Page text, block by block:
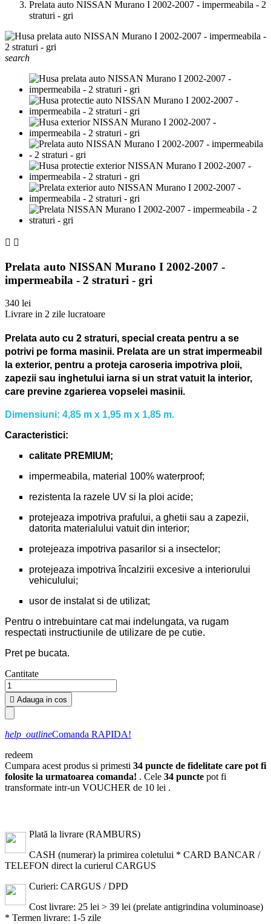
Prelata auto NISSAN Murano I 2002-2007 - impermeabila - 2
straturi - gri
search
 
Prelata auto NISSAN Murano I 2002-2007 -
impermeabila - 2 straturi - gri
340 lei
Livrare in 2 zile lucratoare
Prelata auto cu 2 straturi, special creata pentru a se
potrivi pe forma masinii. Prelata are un strat impermeabil
la exterior, pentru a proteja caroseria impotriva ploii,
zapezii sau inghetului iarna si un strat vatuit la interior,
care previne zgarierea vopselei masinii.
Dimensiuni: 4,85 m x 1,95 m x 1,85 m.
Caracteristici:
calitate PREMIUM;
impermeabila, material 100% waterproof;
rezistenta la razele UV si la ploi acide;
protejeaza impotriva prafului, a ghetii sau a zapezii,
datorita materialului vatuit din interior;
protejeaza impotriva pasarilor si a insectelor;
protejeaza impotriva încalzirii excesive a interiorului
vehiculului;
usor de instalat si de utilizat;
Pentru o intrebuintare cat mai indelungata, va rugam
respectati instructiunile de utilizare de pe cutie.
Pret pe bucata.
Cantitate
 Adauga in cos
help_outlineComanda RAPIDA!
redeem
Cumpara acest produs si primesti 34 puncte de fidelitate care pot fi
folosite la urmatoarea comanda! . Cele 34 puncte pot fi
transformate intr-un VOUCHER de 10 lei .
Plată la livrare (RAMBURS)
CASH (numerar) la primirea coletului * CARD BANCAR /
TELEFON direct la curierul CARGUS
Curieri: CARGUS / DPD
Cost livrare: 25 lei > 39 lei (prelate antigrindina voluminoase)
* Termen livrare: 1-5 zile